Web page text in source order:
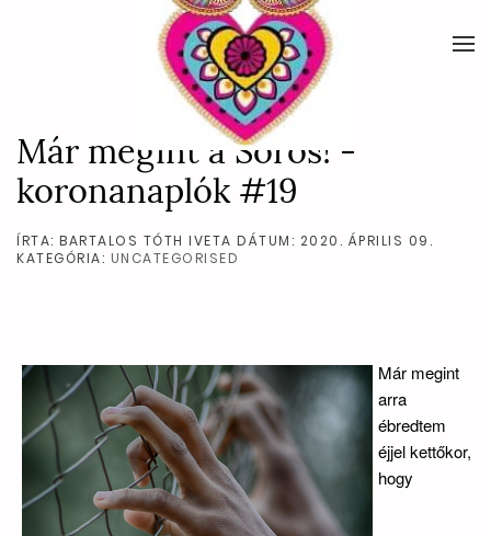
Már megint a Soros! -
koronanaplók #19
ÍRTA: BARTALOS TÓTH IVETA DÁTUM: 2020. ÁPRILIS 09.
KATEGÓRIA: UNCATEGORISED
Már megint
arra
ébredtem
éjjel kettőkor,
hogy